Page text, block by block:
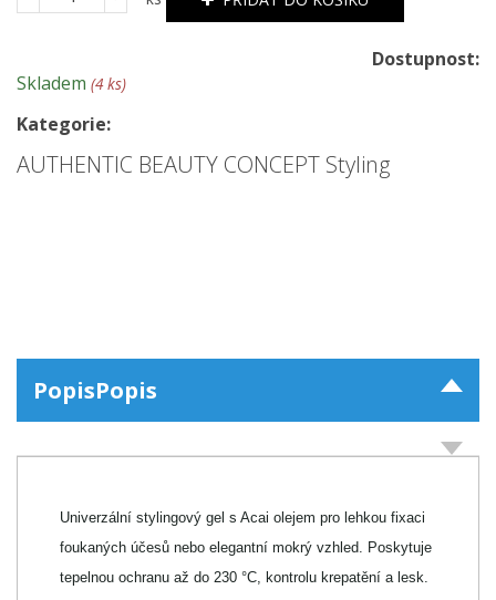
Dostupnost:
Skladem (4 ks)
Kategorie:
AUTHENTIC BEAUTY CONCEPT Styling
PopisPopis
Univerzální stylingový gel s Acai olejem pro lehkou fixaci
foukaných účesů nebo elegantní mokrý vzhled. Poskytuje
tepelnou ochranu až do 230 °C, kontrolu krepatění a lesk.